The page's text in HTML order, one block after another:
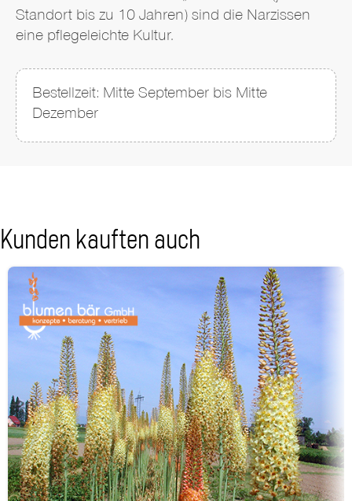
Standort bis zu 10 Jahren) sind die Narzissen
eine pflegeleichte Kultur.
Bestellzeit: Mitte September bis Mitte
Dezember
Kunden kauften auch